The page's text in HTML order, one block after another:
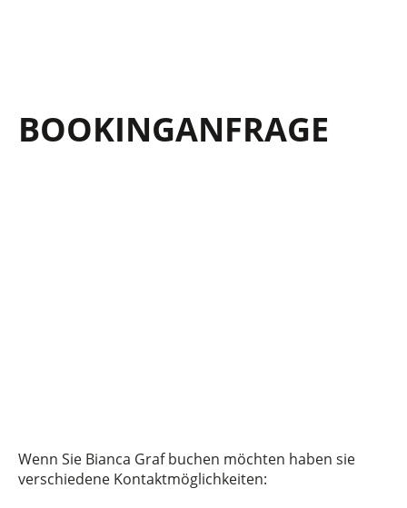
BOOKING­ANFRAGE
Wenn Sie Bianca Graf buchen möchten haben sie
verschiedene Kontaktmöglichkeiten: